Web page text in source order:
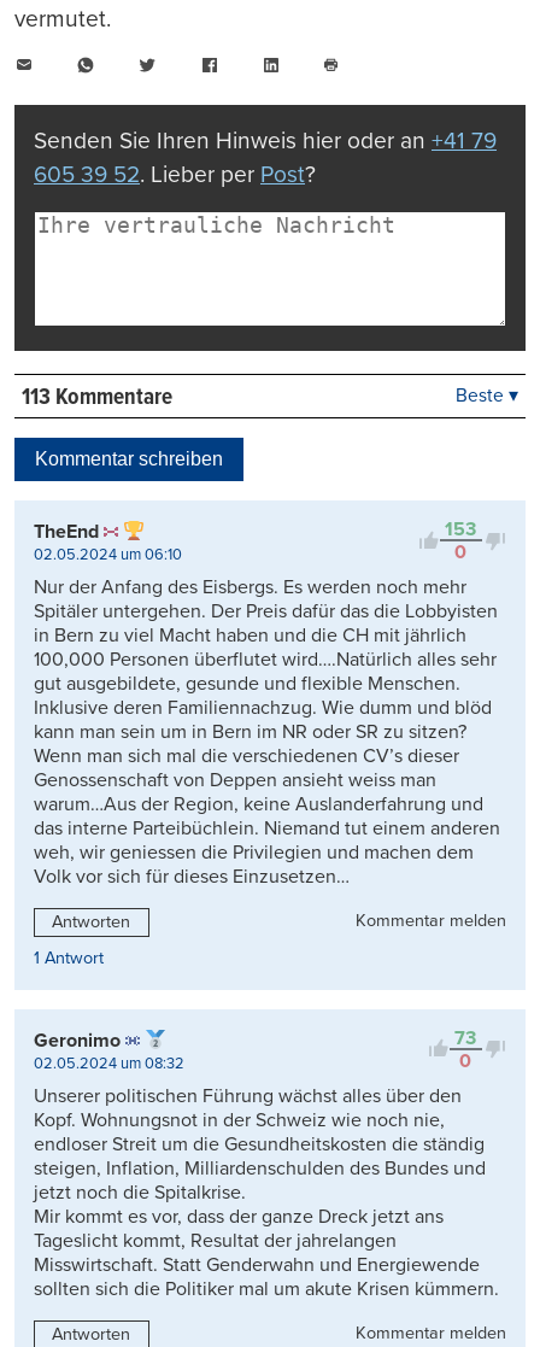
vermutet.
WhatsAppTwitter FacebookLinkedIn
drucken
Senden Sie Ihren Hinweis hier oder an +41 79
605 39 52. Lieber per Post?
113 Kommentare
Kontrovers
Beste ▾
Kommentar schreiben
153
0
TheEnd
02.05.2024 um 06:10
Nur der Anfang des Eisbergs. Es werden noch mehr
Spitäler untergehen. Der Preis dafür das die Lobbyisten
in Bern zu viel Macht haben und die CH mit jährlich
100,000 Personen überflutet wird….Natürlich alles sehr
gut ausgebildete, gesunde und flexible Menschen.
Inklusive deren Familiennachzug. Wie dumm und blöd
kann man sein um in Bern im NR oder SR zu sitzen?
Wenn man sich mal die verschiedenen CV’s dieser
Genossenschaft von Deppen ansieht weiss man
warum…Aus der Region, keine Auslanderfahrung und
das interne Parteibüchlein. Niemand tut einem anderen
weh, wir geniessen die Privilegien und machen dem
Volk vor sich für dieses Einzusetzen…
Antworten
Kommentar melden
1 Antwort
73
0
Geronimo
02.05.2024 um 08:32
Unserer politischen Führung wächst alles über den
Kopf. Wohnungsnot in der Schweiz wie noch nie,
endloser Streit um die Gesundheitskosten die ständig
steigen, Inflation, Milliardenschulden des Bundes und
jetzt noch die Spitalkrise.
Mir kommt es vor, dass der ganze Dreck jetzt ans
Tageslicht kommt, Resultat der jahrelangen
Misswirtschaft. Statt Genderwahn und Energiewende
sollten sich die Politiker mal um akute Krisen kümmern.
Antworten Kommentar melden